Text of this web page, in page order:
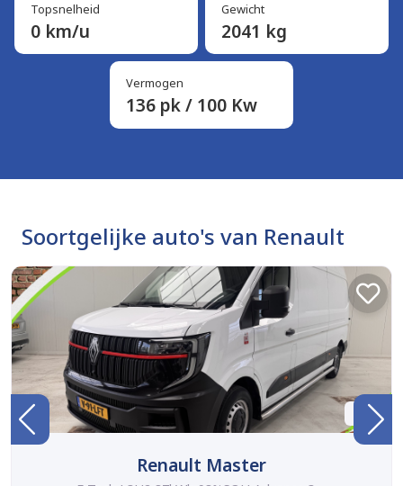
Topsnelheid
0 km/u
Gewicht
2041 kg
Vermogen
136 pk / 100 Kw
Soortgelijke auto's van Renault
BTW
Renault Master